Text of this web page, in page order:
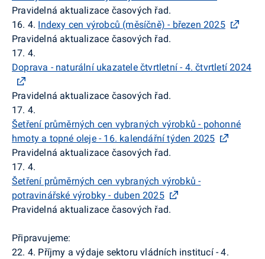
Pravidelná aktualizace časových řad.
16. 4. Indexy cen výrobců (měsíčně) - březen 2025
Pravidelná aktualizace časových řad.
17. 4.
Doprava - naturální ukazatele čtvrtletní - 4. čtvrtletí 2024
Pravidelná aktualizace časových řad.
17. 4.
Šetření průměrných cen vybraných výrobků - pohonné
hmoty a topné oleje - 16. kalendářní týden 2025
Pravidelná aktualizace časových řad.
17. 4.
Šetření průměrných cen vybraných výrobků -
potravinářské výrobky - duben 2025
Pravidelná aktualizace časových řad.
Připravujeme:
22. 4. Příjmy a výdaje sektoru vládních institucí - 4.